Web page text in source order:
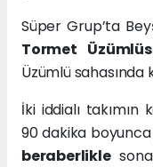
Süper Grup’ta
Tormet
Üzümlü sahasında
İki iddialı takımın
90 dakika boyunca
beraberliklesona